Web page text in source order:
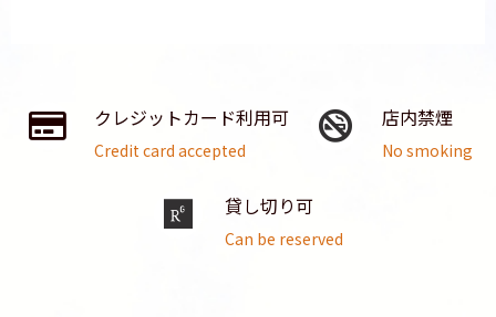
クレジットカード利用可
Credit card accepted
店内禁煙
No smoking
貸し切り可
Can be reserved